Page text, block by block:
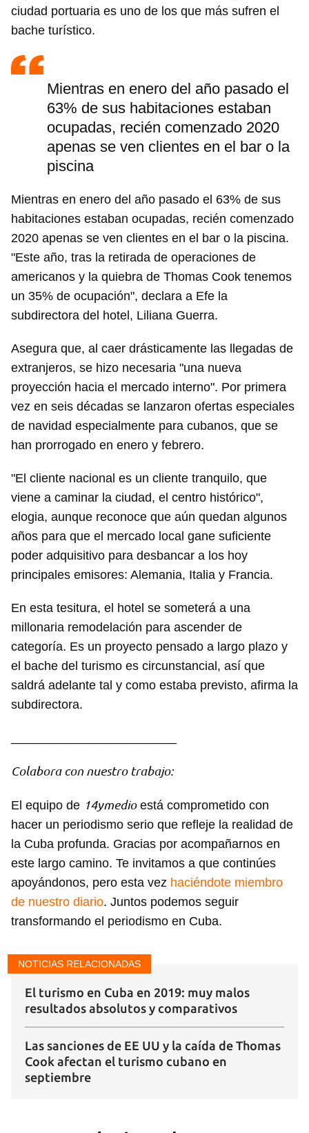
Guardar como favorito
Para poder guardar como favorito, primero has de
iniciar sesión con tu cuenta de 14ymedio.
INICIAR SESIÓN CANCELAR
ciudad portuaria es uno de los que más sufren el
bache turístico.
Mientras en enero del año pasado el
63% de sus habitaciones estaban
ocupadas, recién comenzado 2020
apenas se ven clientes en el bar o la
piscina
Mientras en enero del año pasado el 63% de sus
habitaciones estaban ocupadas, recién comenzado
2020 apenas se ven clientes en el bar o la piscina.
"Este año, tras la retirada de operaciones de
americanos y la quiebra de Thomas Cook tenemos
un 35% de ocupación", declara a Efe la
subdirectora del hotel, Liliana Guerra.
Asegura que, al caer drásticamente las llegadas de
extranjeros, se hizo necesaria "una nueva
proyección hacia el mercado interno". Por primera
vez en seis décadas se lanzaron ofertas especiales
de navidad especialmente para cubanos, que se
han prorrogado en enero y febrero.
"El cliente nacional es un cliente tranquilo, que
viene a caminar la ciudad, el centro histórico",
elogia, aunque reconoce que aún quedan algunos
años para que el mercado local gane suficiente
poder adquisitivo para desbancar a los hoy
principales emisores: Alemania, Italia y Francia.
En esta tesitura, el hotel se someterá a una
millonaria remodelación para ascender de
categoría. Es un proyecto pensado a largo plazo y
el bache del turismo es circunstancial, así que
saldrá adelante tal y como estaba previsto, afirma la
subdirectora.
Colabora con nuestro trabajo:
El equipo de 14ymedioestá comprometido con
hacer un periodismo serio que refleje la realidad de
la Cuba profunda. Gracias por acompañarnos en
este largo camino. Te invitamos a que continúes
apoyándonos, pero esta vez haciéndote miembro
de nuestro diario. Juntos podemos seguir
transformando el periodismo en Cuba.
NOTICIAS RELACIONADAS
El turismo en Cuba en 2019: muy malos
resultados absolutos y comparativos
Las sanciones de EE UU y la caída de Thomas
Cook afectan el turismo cubano en
septiembre